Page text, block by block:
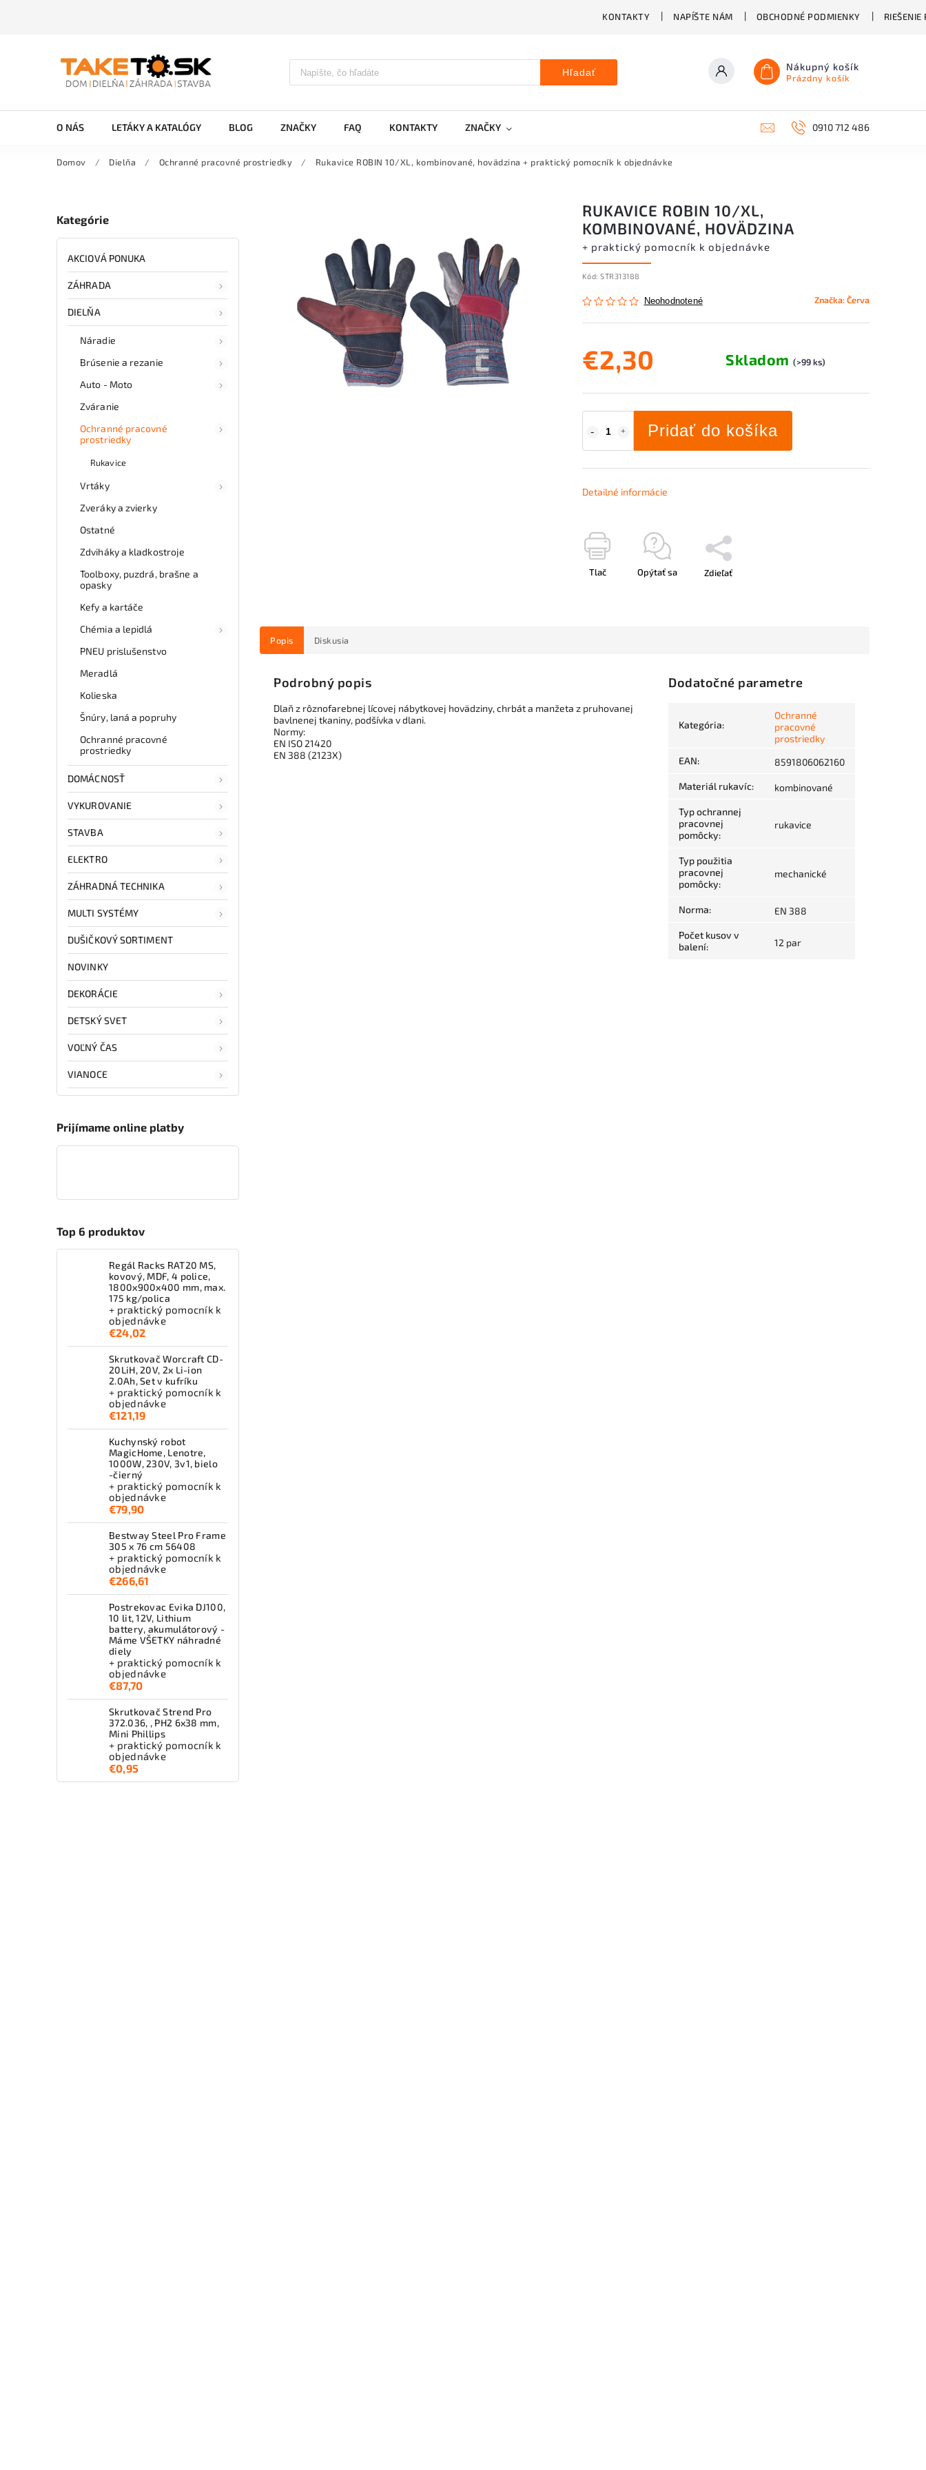
KONTAKTY NAPÍŠTE NÁM OBCHODNÉ PODMIENKY RIEŠENIE
Hľadať Nákupný košík
Prázdny košík
O NÁS LETÁKY A KATALÓGY BLOG ZNAČKY FAQ KONTAKTY ZNAČKY 0910 712 486
Domov / Dielňa / Ochranné pracovné prostriedky / Rukavice ROBIN 10/XL, kombinované, hovädzina + praktický pomocník k objednávke
Kategórie
AKCIOVÁ PONUKA
ZÁHRADA
DIELŇA
Náradie
Brúsenie a rezanie
Auto - Moto
Zváranie
Ochranné pracovné
prostriedky
Rukavice
Vrtáky
Zveráky a zvierky
Ostatné
Zdviháky a kladkostroje
Toolboxy, puzdrá, brašne a
opasky
Kefy a kartáče
Chémia a lepidlá
PNEU prislušenstvo
Meradlá
Kolieska
Šnúry, laná a popruhy
Ochranné pracovné
prostriedky
DOMÁCNOSŤ
VYKUROVANIE
STAVBA
ELEKTRO
ZÁHRADNÁ TECHNIKA
MULTI SYSTÉMY
DUŠIČKOVÝ SORTIMENT
NOVINKY
DEKORÁCIE
DETSKÝ SVET
VOĽNÝ ČAS
VIANOCE
Prijímame online platby
Top 6 produktov
Regál Racks RAT20 MS,
kovový, MDF, 4 police,
1800x900x400 mm, max.
175 kg/polica
+ praktický pomocník k
objednávke
€24,02
Skrutkovač Worcraft CD-
20LiH, 20V, 2x Li-ion
2.0Ah, Set v kufríku
+ praktický pomocník k
objednávke
€121,19
Kuchynský robot
MagicHome, Lenotre,
1000W, 230V, 3v1, bielo
-čierný
+ praktický pomocník k
objednávke
€79,90
Bestway Steel Pro Frame
305 x 76 cm 56408
+ praktický pomocník k
objednávke
€266,61
Postrekovac Evika DJ100,
10 lit, 12V, Lithium
battery, akumulátorový -
Máme VŠETKY náhradné
diely
+ praktický pomocník k
objednávke
€87,70
Skrutkovač Strend Pro
372.036, , PH2 6x38 mm,
Mini Phillips
+ praktický pomocník k
objednávke
€0,95
RUKAVICE ROBIN 10/XL,
KOMBINOVANÉ, HOVÄDZINA
+ praktický pomocník k objednávke
Kód: STR313188
Neohodnotené Značka:Červa
€2,30 Skladom(>99 ks)
Pridať do košíka
Detailné informácie
Tlač Opýtať sa Zdieľať
Popis Diskusia
Podrobný popis
Dlaň z rôznofarebnej lícovej nábytkovej hovädziny, chrbát a manžeta z pruhovanej
bavlnenej tkaniny, podšívka v dlani.
Normy:
EN ISO 21420
EN 388 (2123X)
Dodatočné parametre
Kategória:
Ochranné
pracovné
prostriedky
EAN: 8591806062160
Materiál rukavíc: kombinované
Typ ochrannej
pracovnej
pomôcky:
rukavice
Typ použitia
pracovnej
pomôcky:
mechanické
Norma: EN 388
Počet kusov v
balení: 12 par